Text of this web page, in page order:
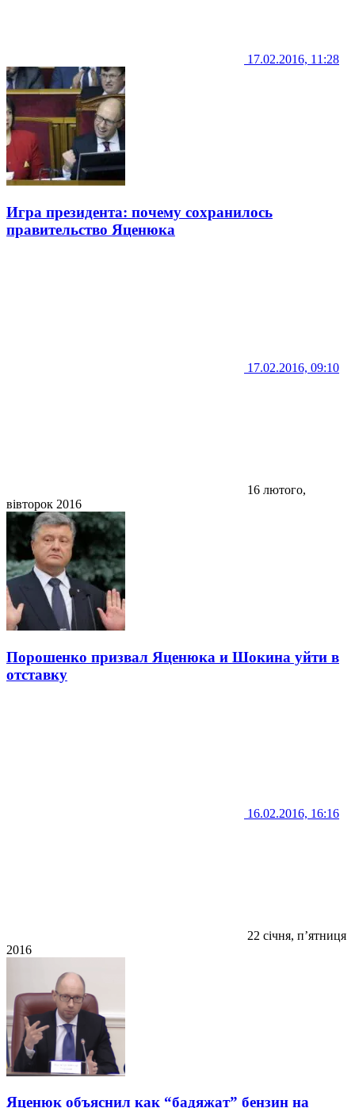
17.02.2016, 11:28
Игра президента: почему сохранилось
правительство Яценюка
17.02.2016, 09:10
16 лютого,
вівторок 2016
Порошенко призвал Яценюка и Шокина уйти в
отставку
16.02.2016, 16:16
22 січня, п’ятниця
2016
Яценюк объяснил как “бадяжат” бензин на